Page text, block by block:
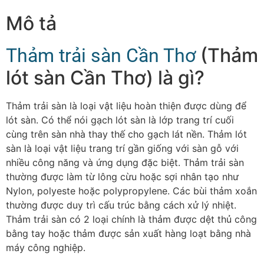
Mô tả
Thảm trải sàn Cần Thơ(Thảm
lót sàn Cần Thơ) là gì?
Thảm trải sàn là loại vật liệu hoàn thiện được dùng để
lót sàn. Có thể nói gạch lót sàn là lớp trang trí cuối
cùng trên sàn nhà thay thế cho gạch lát nền. Thảm lót
sàn là loại vật liệu trang trí gần giống với sàn gỗ với
nhiều công năng và ứng dụng đặc biệt. Thảm trải sàn
thường được làm từ lông cừu hoặc sợi nhân tạo như
Nylon, polyeste hoặc polypropylene. Các bùi thảm xoắn
thường được duy trì cấu trúc bằng cách xử lý nhiệt.
Thảm trải sàn có 2 loại chính là thảm được dệt thủ công
bằng tay hoặc thảm được sản xuất hàng loạt bằng nhà
máy công nghiệp.